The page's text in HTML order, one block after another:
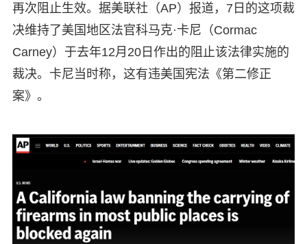
再次阻止生效。据美联社（AP）报道，7日的这项裁
决维持了美国地区法官科马克·卡尼（Cormac
Carney）于去年12月20日作出的阻止该法律实施的
裁决。卡尼当时称，这有违美国宪法《第二修正
案》。